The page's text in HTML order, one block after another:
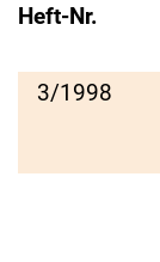
Heft-Nr.
3/1998